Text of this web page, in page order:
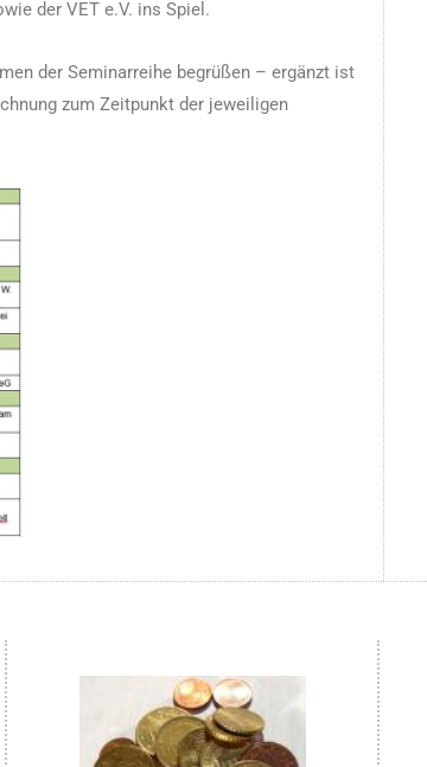
der VET e.V. ins Spiel.
der Seminarreihe begrüßen – ergänzt ist
zum Zeitpunkt der jeweiligen